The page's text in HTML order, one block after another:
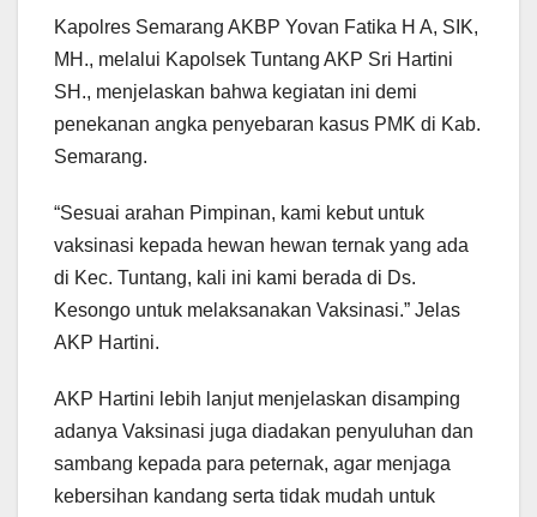
Kapolres Semarang AKBP Yovan Fatika H A, SIK,
MH., melalui Kapolsek Tuntang AKP Sri Hartini
SH., menjelaskan bahwa kegiatan ini demi
penekanan angka penyebaran kasus PMK di Kab.
Semarang.
“Sesuai arahan Pimpinan, kami kebut untuk
vaksinasi kepada hewan hewan ternak yang ada
di Kec. Tuntang, kali ini kami berada di Ds.
Kesongo untuk melaksanakan Vaksinasi.” Jelas
AKP Hartini.
AKP Hartini lebih lanjut menjelaskan disamping
adanya Vaksinasi juga diadakan penyuluhan dan
sambang kepada para peternak, agar menjaga
kebersihan kandang serta tidak mudah untuk